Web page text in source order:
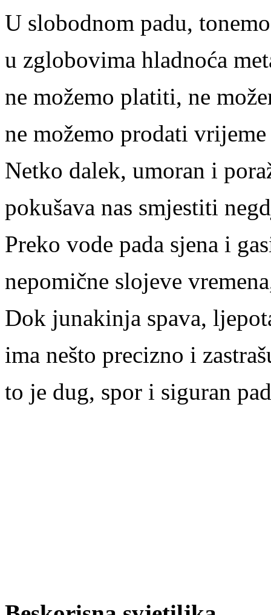
U slobodnom padu,
u zglobovima hladnoća
ne možemo platiti, ne
ne možemo prodati
Netko dalek, umoran i
pokušava nas smjestiti
Preko vode pada sjena i
nepomične slojeve
Dok junakinja spava,
ima nešto precizno i
to je dug, spor i siguran